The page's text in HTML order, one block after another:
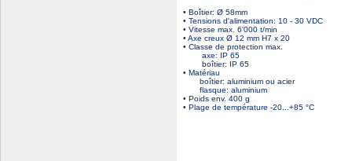
• Boîtier: Ø 58mm
• Tensions d'alimentation: 10 - 30 VDC
• Vitesse max. 6'000 t/min
• Axe creux Ø 12 mm H7 x 20
• Classe de protection max.
axe: IP 65
boîtier: IP 65
• Matériau
boîtier: aluminium ou acier
flasque: aluminium
• Poids env. 400 g
• Plage de température -20...+85 °C